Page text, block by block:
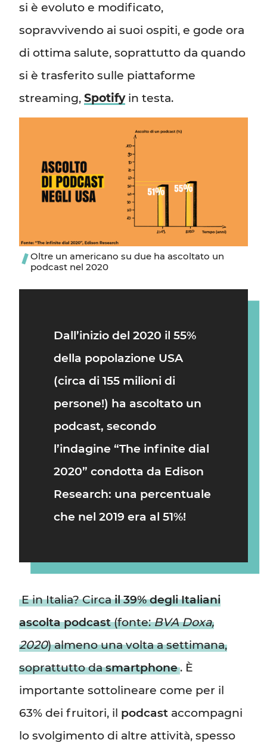
si è evoluto e modificato,
sopravvivendo ai suoi ospiti, e gode ora
di ottima salute, soprattutto da quando
si è trasferito sulle piattaforme
streaming,Spotify in testa.
Oltre un americano su due ha ascoltato un
podcast nel 2020
Dall’inizio del 2020 il 55%
della popolazione USA
(circa di 155 milioni di
persone!) ha ascoltato un
podcast, secondo
l’indagine “The infinite dial
2020” condotta da Edison
Research: una percentuale
che nel 2019 era al 51%!
E in Italia? Circail 39% degli Italiani
ascolta podcast(fonte:BVA Doxa,
2020) almeno una volta a settimana,
soprattutto dasmartphone. È
importante sottolineare come per il
63% dei fruitori, il podcast accompagni
lo svolgimento di altre attività, spesso